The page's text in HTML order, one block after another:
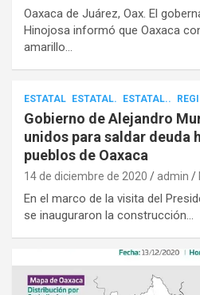
Oaxaca de Juárez, Oax. El
Hinojosa informó que Oaxaca
amarillo…
ESTATAL ESTATAL. ESTATAL..
Gobierno de Alejandro
unidos para saldar deuda
pueblos de Oaxaca
14 de diciembre de 2020 admin
En el marco de la visita del
se inauguraron la construcción…